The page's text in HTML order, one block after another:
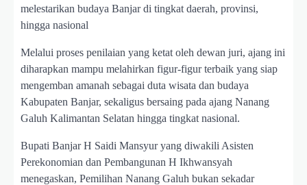
melestarikan budaya Banjar di tingkat daerah, provinsi,
hingga nasional
Melalui proses penilaian yang ketat oleh dewan juri, ajang ini
diharapkan mampu melahirkan figur-figur terbaik yang siap
mengemban amanah sebagai duta wisata dan budaya
Kabupaten Banjar, sekaligus bersaing pada ajang Nanang
Galuh Kalimantan Selatan hingga tingkat nasional.
Bupati Banjar H Saidi Mansyur yang diwakili Asisten
Perekonomian dan Pembangunan H Ikhwansyah
menegaskan, Pemilihan Nanang Galuh bukan sekadar